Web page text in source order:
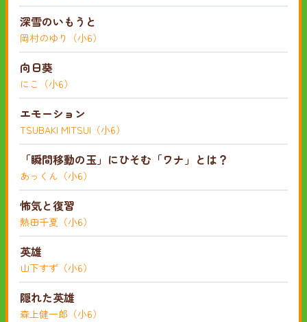
深雪のいもうと
岡村のゆり（小6）
向日葵
にこ（小6）
エモーション
TSUBAKI MITSUI（小6）
「瞬間移動の玉」にひそむ「ワナ」とは？
あっくん（小6）
怖気と復習
熱田千夏（小6）
英雄
山下すず（小6）
隠れた英雄
森上健一郎（小6）